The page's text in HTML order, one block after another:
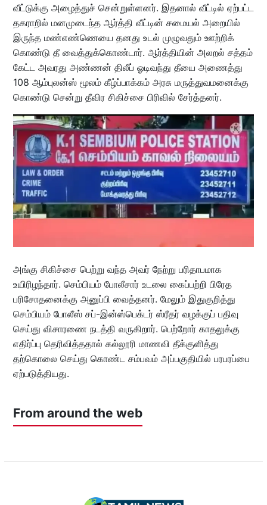
வீட்டுக்கு அழைத்துச் சென்றுள்ளனர். இதனால் வீட்டில் ஏற்பட்ட
தகராறில் மனமுடைந்த ஆர்த்தி வீட்டின் சமையல் அறையில்
இருந்த மண்எண்ணெயை தனது உடல் முழுவதும் ஊற்றிக்
கொண்டு தீ வைத்துக்கொண்டார். ஆர்த்தியின் அலறல் சத்தம்
கேட்ட அவரது அண்ணன் திலீப் ஓடிவந்து தீயை அணைத்து
108 ஆம்புலன்ஸ் மூலம் கீழ்ப்பாக்கம் அரசு மருத்துவமனைக்கு
கொண்டு சென்று தீவிர சிகிச்சை பிரிவில் சேர்த்தனர்.
அங்கு சிகிச்சை பெற்று வந்த அவர் நேற்று பரிதாபமாக
உயிரிழந்தார். செம்பியம் போலீசார் உடலை கைப்பற்றி பிரேத
பரிசோதனைக்கு அனுப்பி வைத்தனர். மேலும் இதுகுறித்து
செம்பியம் போலீஸ் சப்-இன்ஸ்பெக்டர் ஸ்ரீதர் வழக்குப் பதிவு
செய்து விசாரணை நடத்தி வருகிறார். பெற்றோர் காதலுக்கு
எதிர்ப்பு தெரிவித்ததால் கல்லூரி மாணவி தீக்குளித்து
தற்கொலை செய்து கொண்ட சம்பவம் அப்பகுதியில் பரபரப்பை
ஏற்படுத்தியது.
From around the web